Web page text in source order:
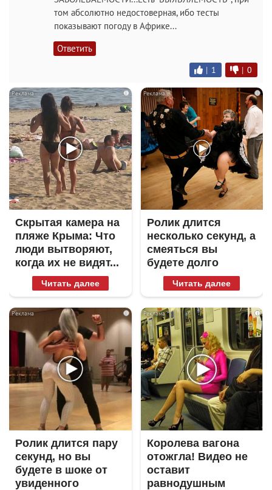
том абсолютно недостоверная, ибо тесты
показывают погоду в Африке...
Ответить
| 1 | 0
i
Скрытая камера на
пляже Крыма: Что
люди вытворяют,
когда их не видят...
Читать далее
i
Ролик длится
несколько секунд, а
смеяться вы
будете долго
Читать далее
i
Ролик длится пару
секунд, но вы
будете в шоке от
увиденного
i
Королева вагона
отожгла! Видео не
оставит
равнодушным